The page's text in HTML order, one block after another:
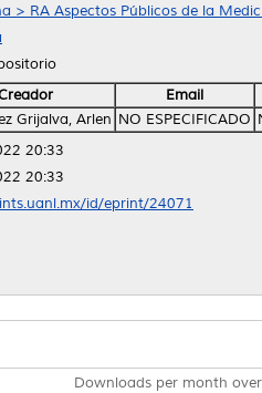
> RA Aspectos Públicos de la
Email
Grijalva, Arlen NO ESPECIFICADO
20:33
20:33
id/eprint/24071
Downloads per month